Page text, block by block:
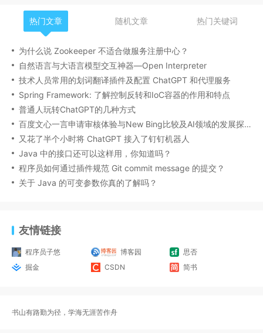
热门文章 随机文章 热门关键词
为什么说 Zookeeper 不适合做服务注册中心？
自然语言与大语言模型交互神器—Open Interpreter
技术人员常用的划词翻译插件及配置 ChatGPT 和代理服务
Spring Framework: 了解控制反转和IoC容器的作用和特点
普通人玩转ChatGPT的几种方式
百度文心一言申请审核体验与New Bing比较及AI领域的发展探讨
又花了半个小时将 ChatGPT 接入了钉钉机器人
Java 中的接口还可以这样用，你知道吗？
程序员如何通过插件规范 Git commit message 的提交？
关于 Java 的可变参数你真的了解吗？
友情链接
程序员子悠 博客园
思否
掘金
CSDN 简书
书山有路勤为径，学海无涯苦作舟